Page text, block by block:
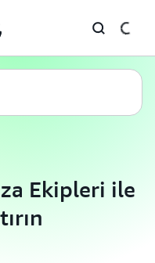
Ekipleri ile